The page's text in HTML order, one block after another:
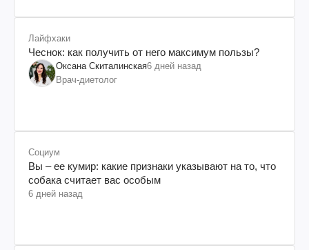
Лайфхаки
Чеснок: как получить от него максимум пользы?
Оксана Скиталинская6 дней назад
Врач-диетолог
Социум
Вы – ее кумир: какие признаки указывают на то, что
собака считает вас особым
6 дней назад